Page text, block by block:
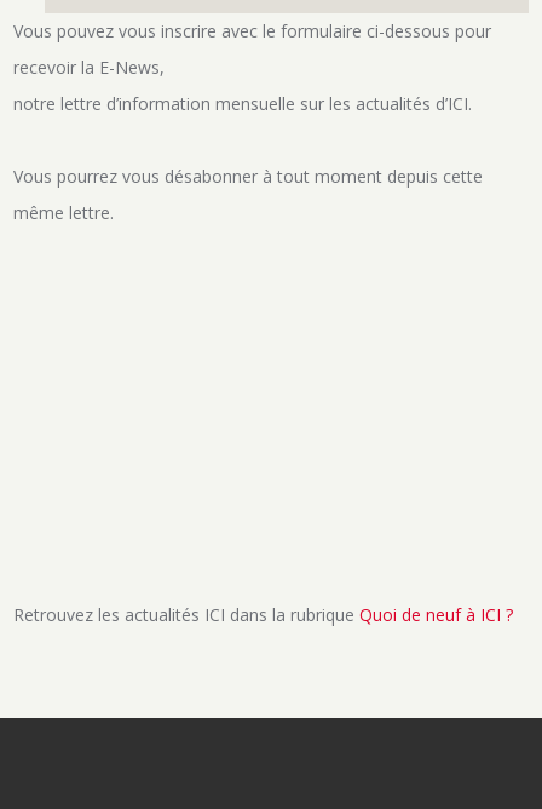
Vous pouvez vous inscrire avec le formulaire ci-dessous pour
recevoir la E-News,
notre lettre d’information mensuelle sur les actualités d’ICI.
Vous pourrez vous désabonner à tout moment depuis cette
même lettre.
Retrouvez les actualités ICI dans la rubriqueQuoi de neuf à ICI ?